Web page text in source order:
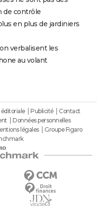
de contrôle
en plus de jardiniers
verbalisent les
au volant
Publicité
Contact
Données personnelles
légales
Groupe Figaro